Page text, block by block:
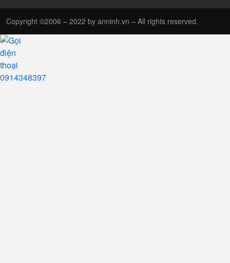
Copyright ©2006 – 2022 by anninh.vn – All rights reserved.
0914348397